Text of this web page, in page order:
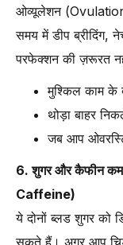
ओव्यूलेशन
समय में डीप ब्रीदिंग,
परफेक्शन की ज़रूरत
मुश्किल काम के
थोड़ा बाहर
जब आप
6. शुगर और कैफीन
Caffeine)
ये दोनों ब्लड शुगर को